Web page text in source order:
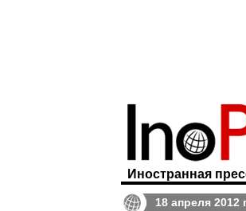
Иностранная
18 апреля 2012